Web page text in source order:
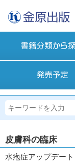
皮膚科の臨床
水疱症アップデート